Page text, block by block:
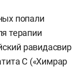
попали
терапии
равидасвир
С («Химрар